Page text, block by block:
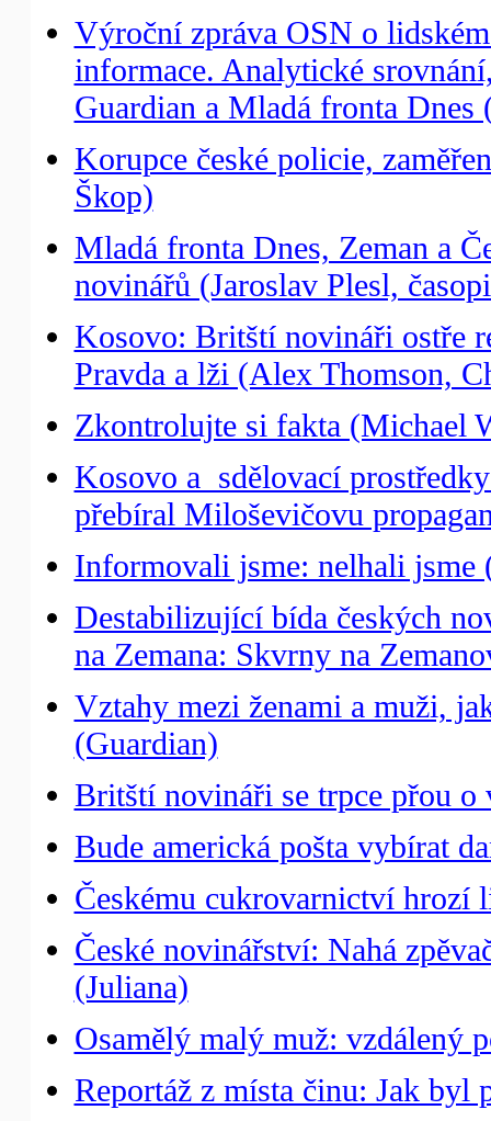
Výroční zpráva OSN o
informace. Analytické
Guardian a Mladá fronta Dnes
Korupce české policie,
Škop)
Mladá fronta Dnes, Zeman a
novinářů (Jaroslav Plesl,
Kosovo: Britští novináři ostře
Pravda a lži (Alex Thomson,
Zkontrolujte si fakta (Michael
Kosovo a sdělovací
přebíral Miloševičovu
Informovali jsme: nelhali jsme
Destabilizující bída českých
na Zemana: Skvrny na
Vztahy mezi ženami a muži,
(Guardian)
Britští novináři se trpce přou
Bude americká pošta vybírat
Českému cukrovarnictví
České novinářství: Nahá
(Juliana)
Osamělý malý muž: vzdálený
Reportáž z místa činu: Jak byl